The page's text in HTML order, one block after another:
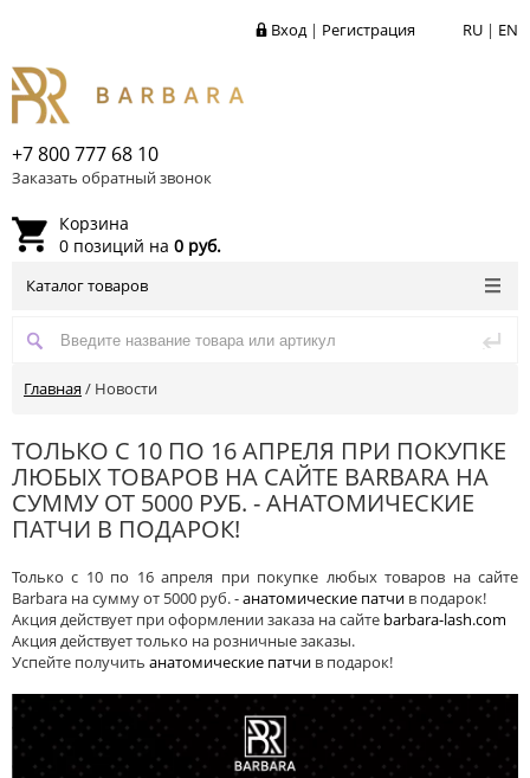
RU | EN
Вход| Регистрация
+7 800 777 68 10
Заказать обратный звонок
Корзина
0 позиций на 0 руб.
Каталог товаров
Главная / Новости
ТОЛЬКО С 10 ПО 16 АПРЕЛЯ ПРИ ПОКУПКЕ
ЛЮБЫХ ТОВАРОВ НА САЙТЕ BARBARA НА
СУММУ ОТ 5000 РУБ. - АНАТОМИЧЕСКИЕ
ПАТЧИ В ПОДАРОК!
Только с 10 по 16 апреля при покупке любых товаров на сайте
Barbara на сумму от 5000 руб. -анатомические патчи в подарок!
Акция действует при оформлении заказа на сайте barbara-lash.com
Акция действует только на розничные заказы.
Успейте получить анатомические патчи в подарок!